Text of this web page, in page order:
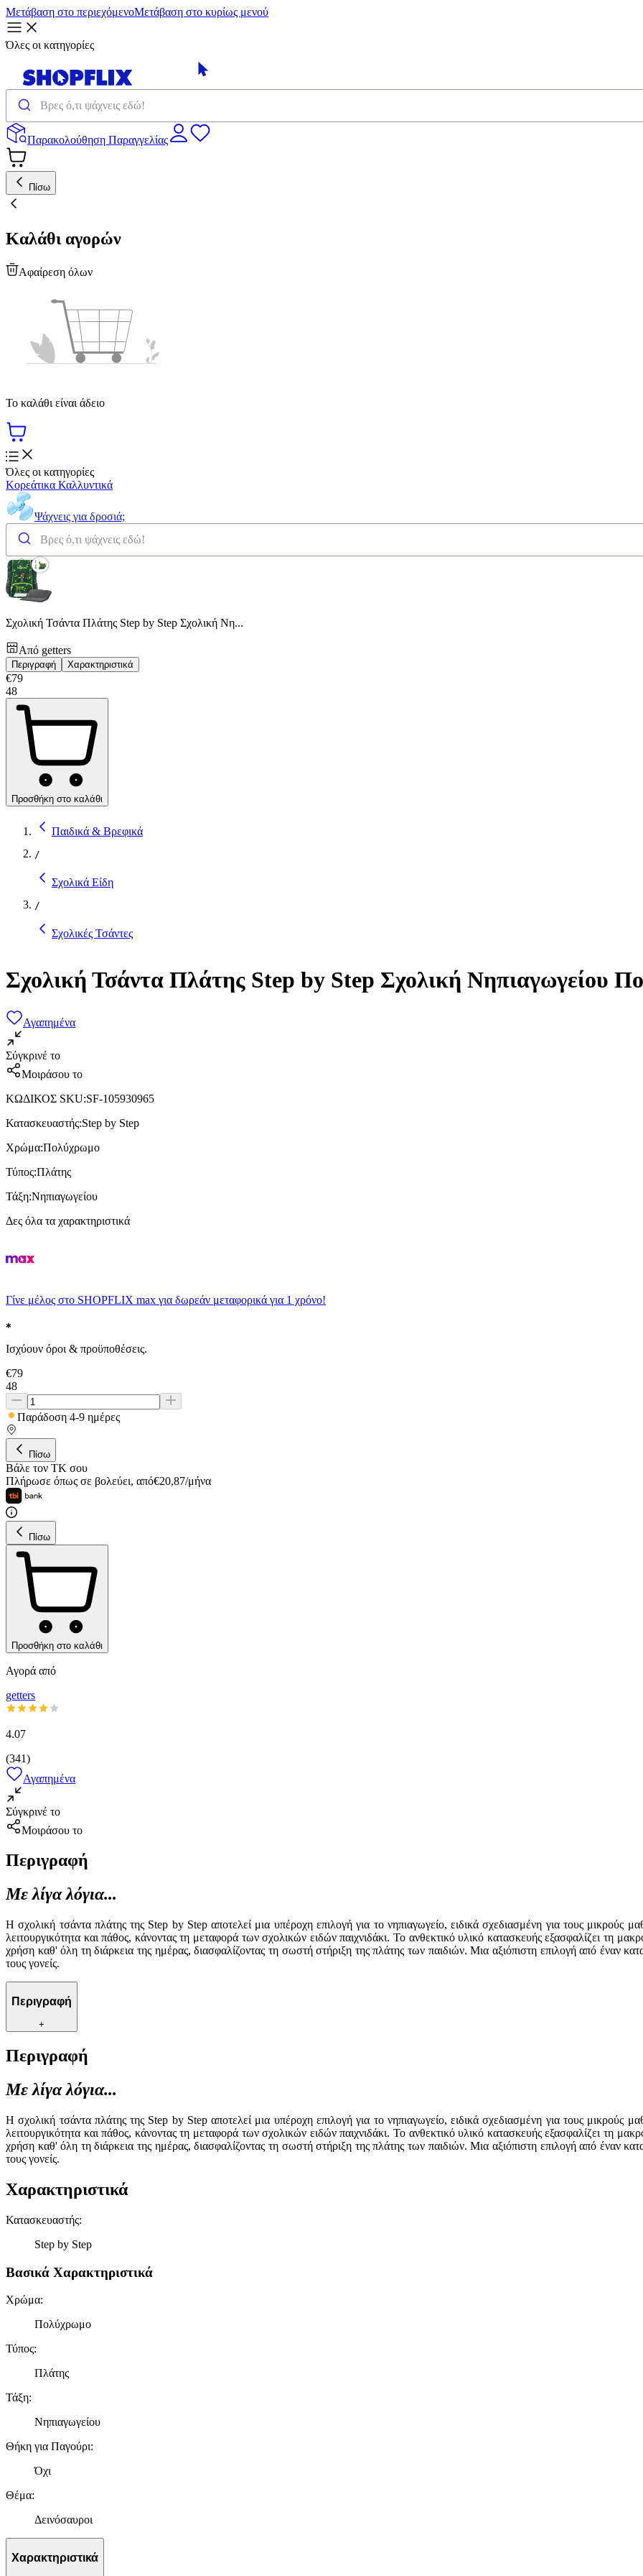
Μετάβαση στο περιεχόμενοΜετάβαση στο κυρίως μενού
Όλες οι κατηγορίες
Παρακολούθηση Παραγγελίας
Πίσω
Καλάθι αγορών
Αφαίρεση όλων
Το καλάθι είναι άδειο
Όλες οι κατηγορίες
Κορεάτικα Καλλυντικά
Ψάχνεις για δροσιά;
Σχολική Τσάντα Πλάτης Step by Step Σχολική Νη...
Από getters
Περιγραφή Χαρακτηριστικά
€79
48
Προσθήκη στο καλάθι
Παιδικά & Βρεφικά
/
Σχολικά Είδη
/
Σχολικές Τσάντες
Σχολική Τσάντα Πλάτης Step by Step Σχολική Νηπιαγωγείου
Αγαπημένα
Σύγκρινέ το
Μοιράσου το
ΚΩΔΙΚΟΣ SKU:SF-105930965
Κατασκευαστής:Step by Step
Χρώμα:Πολύχρωμο
Τύπος:Πλάτης
Τάξη:Νηπιαγωγείου
Δες όλα τα χαρακτηριστικά
Γίνε μέλος στο SHOPFLIX max για δωρεάν μεταφορικά για 1 χρόνο!
Ισχύουν όροι & προϋποθέσεις.
€79
48
Παράδοση 4-9 ημέρες
Πίσω
Βάλε τον ΤΚ σου
Πλήρωσε όπως σε βολεύει, από€20,87/μήνα
Πίσω
Προσθήκη στο καλάθι
Αγορά από
getters
4.07
(341)
Αγαπημένα
Σύγκρινέ το
Μοιράσου το
Περιγραφή
Με λίγα λόγια...
Η σχολική τσάντα πλάτης της Step by Step αποτελεί μια υπέροχη επιλογή για το νηπιαγωγείο, ειδικά σχεδιασμένη για τους
λειτουργικότητα και πάθος, κάνοντας τη μεταφορά των σχολικών ειδών παιχνιδάκι. Το ανθεκτικό υλικό κατασκευής εξασφαλίζει τη
χρήση καθ' όλη τη διάρκεια της ημέρας, διασφαλίζοντας τη σωστή στήριξη της πλάτης των παιδιών. Μια αξιόπιστη επιλογή από έναν
τους γονείς.
Περιγραφή
+
Περιγραφή
Με λίγα λόγια...
Η σχολική τσάντα πλάτης της Step by Step αποτελεί μια υπέροχη επιλογή για το νηπιαγωγείο, ειδικά σχεδιασμένη για τους
λειτουργικότητα και πάθος, κάνοντας τη μεταφορά των σχολικών ειδών παιχνιδάκι. Το ανθεκτικό υλικό κατασκευής εξασφαλίζει τη
χρήση καθ' όλη τη διάρκεια της ημέρας, διασφαλίζοντας τη σωστή στήριξη της πλάτης των παιδιών. Μια αξιόπιστη επιλογή από έναν
τους γονείς.
Χαρακτηριστικά
Κατασκευαστής:
Step by Step
Βασικά Χαρακτηριστικά
Χρώμα:
Πολύχρωμο
Τύπος:
Πλάτης
Τάξη:
Νηπιαγωγείου
Θήκη για Παγούρι:
Όχι
Θέμα:
Δεινόσαυροι
Χαρακτηριστικά